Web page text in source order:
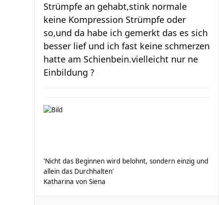
Strümpfe an gehabt,stink normale
keine Kompression Strümpfe oder
so,und da habe ich gemerkt das es sich
besser lief und ich fast keine schmerzen
hatte am Schienbein.vielleicht nur ne
Einbildung ?
'Nicht das Beginnen wird belohnt, sondern einzig und
allein das Durchhalten'
Katharina von Siena